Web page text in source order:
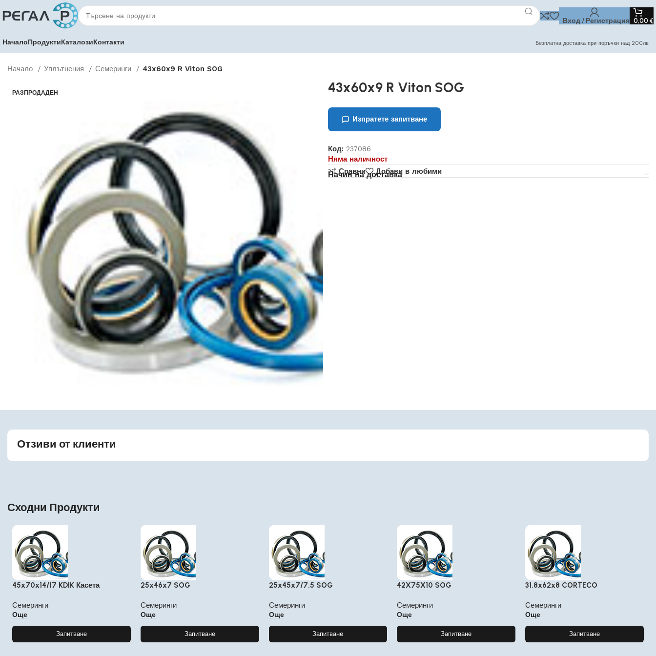
Вход / Регистрация 0,00 €
НачалоПродуктиКаталозиКонтакти Безплатна доставка при поръчки над 200лв
Начало Уплътнения Семеринги 43x60x9 R Viton SOG
РАЗПРОДАДЕН 43x60x9 R Viton SOG
Изпратете запитване
Код: 237086
Няма наличност
Сравни
Добави в любими
Начин на доставка
Отзиви от клиенти
Сходни Продукти
45x70x14/17 KDIK Касета
Семеринги
Още
Запитване
25x46x7 SOG
Семеринги
Още
Запитване
25x45x7/7.5 SOG
Семеринги
Още
Запитване
42X75X10 SOG
Семеринги
Още
Запитване
31.8x62x8 CORTECO
Семеринги
Още
Запитване